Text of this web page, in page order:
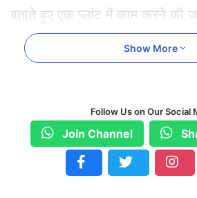
बताते हुए एक प्लांट में काम करने की
आरोप है कि युवक ने युवती को शादी
संबंध बनाए। पीड़िता का कहना है कि
लगातार उसके साथ संबंध बनाता रहा।
Show More
Follow Us on Our Social
Join Channel